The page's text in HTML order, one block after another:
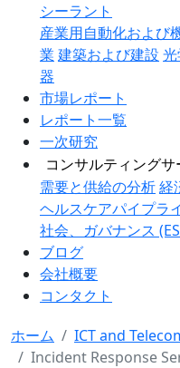
シーラント
産業用自動化および
業 建築および建設
器
市場レポート
レポート一覧
一次研究
コンサルティングサ
需要と供給の分析経
ヘルスケアパイプラ
社会、ガバナンス
ブログ
会社概要
コンタクト
ホーム
ICT and
Incident Response